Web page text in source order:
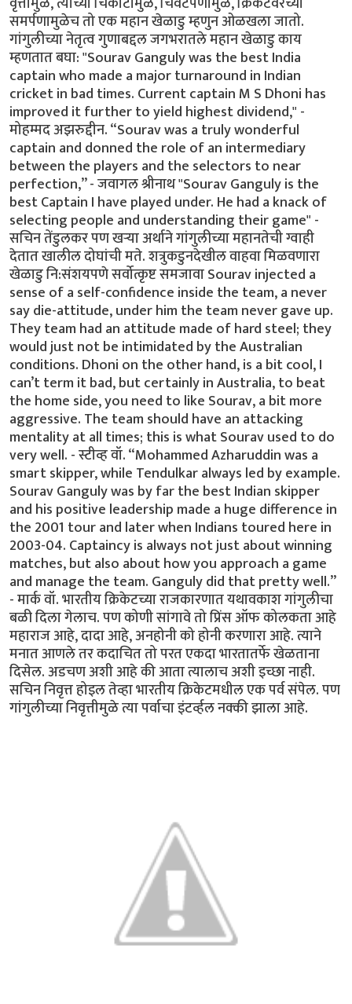
समर्पणामुळेच तो एक महान खेळाडु म्हणुन ओळखला जातो.
गांगुलीच्या नेतृत्व गुणाबद्दल जगभरातले महान खेळाडु काय
म्हणतात बघा: "Sourav Ganguly was the best India
captain who made a major turnaround in Indian
cricket in bad times. Current captain M S Dhoni has
improved it further to yield highest dividend," -
मोहम्मद अझरुद्दीन. “Sourav was a truly wonderful
captain and donned the role of an intermediary
between the players and the selectors to near
perfection,” - जवागल श्रीनाथ "Sourav Ganguly is the
best Captain I have played under. He had a knack of
selecting people and understanding their game" -
सचिन तेंडुलकर पण खर्‍या अर्थाने गांगुलीच्या महानतेची ग्वाही
देतात खालील दोघांची मते. शत्रुकडुनदेखील वाहवा मिळवणारा
खेळाडु नि:संशयपणे सर्वोत्कृष्ट समजावा Sourav injected a
sense of a self-confidence inside the team, a never
say die-attitude, under him the team never gave up.
They team had an attitude made of hard steel; they
would just not be intimidated by the Australian
conditions. Dhoni on the other hand, is a bit cool, I
can’t term it bad, but certainly in Australia, to beat
the home side, you need to like Sourav, a bit more
aggressive. The team should have an attacking
mentality at all times; this is what Sourav used to do
very well. - स्टीव्ह वॉ. “Mohammed Azharuddin was a
smart skipper, while Tendulkar always led by example.
Sourav Ganguly was by far the best Indian skipper
and his positive leadership made a huge difference in
the 2001 tour and later when Indians toured here in
2003-04. Captaincy is always not just about winning
matches, but also about how you approach a game
and manage the team. Ganguly did that pretty well.”
- मार्क वॉ. भारतीय क्रिकेटच्या राजकारणात यथावकाश गांगुलीचा
बळी दिला गेलाच. पण कोणी सांगावे तो प्रिंस ऑफ कोलकता आहे
महाराज आहे, दादा आहे, अनहोनी को होनी करणारा आहे. त्याने
मनात आणले तर कदाचित तो परत एकदा भारतातर्फे खेळताना
दिसेल. अडचण अशी आहे की आता त्यालाच अशी इच्छा नाही.
सचिन निवृत्त होइल तेव्हा भारतीय क्रिकेटमधील एक पर्व संपेल. पण
गांगुलीच्या निवृत्तीमुळे त्या पर्वाचा इंटर्व्हल नक्की झाला आहे.